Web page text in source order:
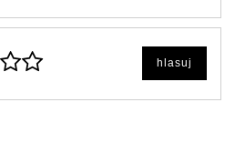
hlasuj